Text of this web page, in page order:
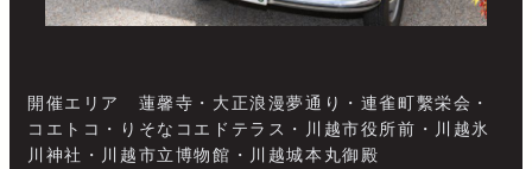
開催エリア 蓮馨寺・大正浪漫夢通り・連雀町繫栄会・
コエトコ・りそなコエドテラス・川越市役所前・川越氷
川神社・川越市立博物館・川越城本丸御殿